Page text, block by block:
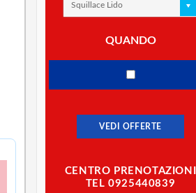
Squillace Lido
QUANDO
VEDI OFFERTE
CENTRO PRENOTAZIONI
TEL 0925440839